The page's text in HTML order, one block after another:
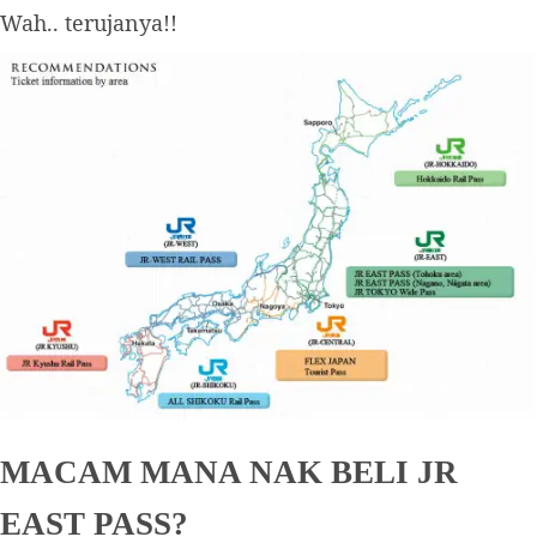
Wah.. terujanya!!
MACAM MANA NAK BELI JR
EAST PASS?